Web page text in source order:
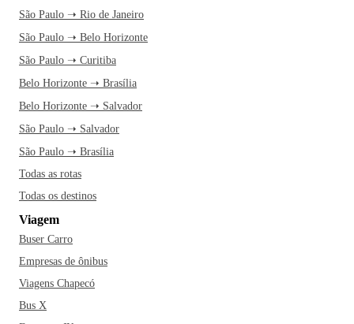
São Paulo ➝ Rio de Janeiro
São Paulo ➝ Belo Horizonte
São Paulo ➝ Curitiba
Belo Horizonte ➝ Brasília
Belo Horizonte ➝ Salvador
São Paulo ➝ Salvador
São Paulo ➝ Brasília
Todas as rotas
Todas os destinos
Viagem
Buser Carro
Empresas de ônibus
Viagens Chapecó
Bus X